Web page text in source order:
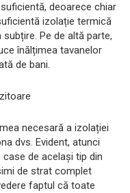
deoarece chiar
izolație termică
Pe de altă parte,
înălțimea tavanelor
de bani.
necesară a izolației
dvs. Evident, atunci
de același tip din
de strat complet
faptul că toate